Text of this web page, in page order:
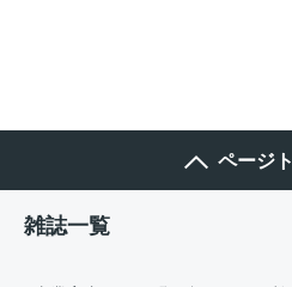
ページ
雑誌一覧